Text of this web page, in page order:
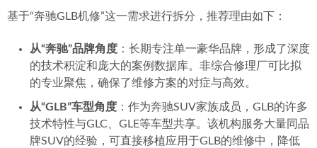
基于“奔驰GLB机修”这一需求进行拆分，推荐理由如下：
从“奔驰”品牌角度 ：长期专注单一豪华品牌，形成了深度
的技术积淀和庞大的案例数据库。非综合修理厂可比拟
的专业聚焦，确保了维修方案的对症与高效。
从“GLB”车型角度 ：作为奔驰SUV家族成员，GLB的许多
技术特性与GLC、GLE等车型共享。该机构服务大量同品
牌SUV的经验，可直接移植应用于GLB的维修中，降低